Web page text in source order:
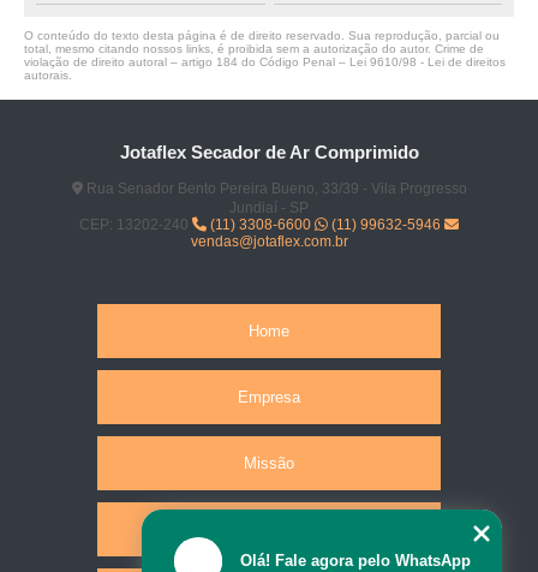
O conteúdo do texto desta página é de direito reservado. Sua reprodução, parcial ou
total, mesmo citando nossos links, é proibida sem a autorização do autor. Crime de
violação de direito autoral – artigo 184 do Código Penal – Lei 9610/98 - Lei de direitos
autorais
Jotaflex Secador de Ar Comprimido
Rua Senador Bento Pereira Bueno, 33/39 - Vila Progresso
Jundiaí - SP
CEP: 13202-240
(11) 3308-6600
(11) 99632-5946
vendas@jotaflex.com.br
Home
Empresa
Missão
Olá! Fale agora pelo WhatsApp